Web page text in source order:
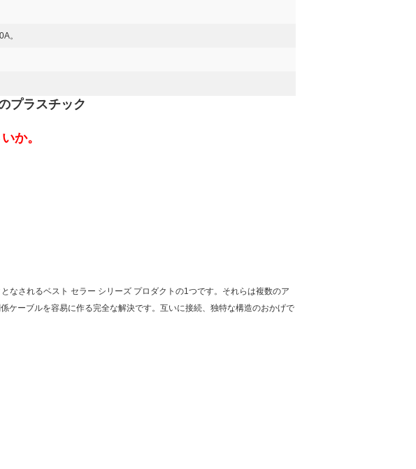
。
プラスチック
か。
なされるベスト セラー シリーズ プロダクトの1つです。それらは複数のア
ケーブルを容易に作る完全な解決です。互いに接続、独特な構造のおかげで